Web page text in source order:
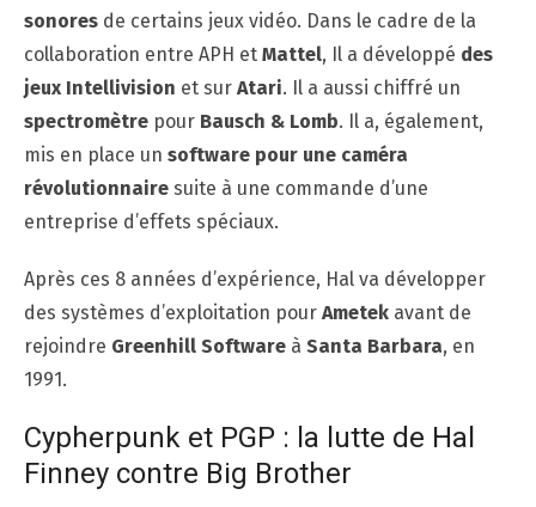
sonores de certains jeux vidéo. Dans le cadre de la
collaboration entre APH et Mattel, Il a développé des
jeux Intellivision et sur Atari. Il a aussi chiffré un
spectromètre pour Bausch & Lomb. Il a, également,
mis en place un software pour une caméra
révolutionnaire suite à une commande d’une
entreprise d’effets spéciaux.
Après ces 8 années d’expérience, Hal va développer
des systèmes d’exploitation pour Ametek avant de
rejoindre Greenhill Software à Santa Barbara, en
1991.
Cypherpunk et PGP : la lutte de Hal
Finney contre Big Brother